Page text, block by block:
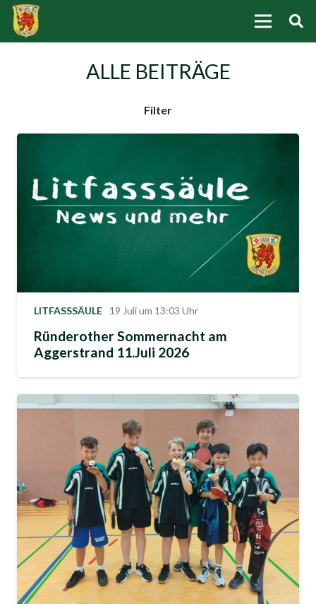
ALLE BEITRÄGE
Filter
LITFASSSÄULE 19 Juli um 13:03 Uhr
Ründerother Sommernacht am
Aggerstrand 11.Juli 2026